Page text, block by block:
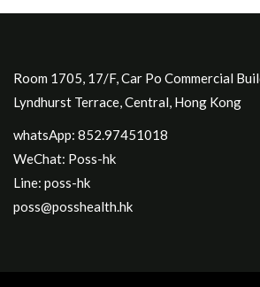
Room 1705, 17/F, Car Po Commercial
Lyndhurst Terrace, Central, Hong Kong
whatsApp: 852.97451018
WeChat: Poss-hk
Line: poss-hk
poss@posshealth.hk